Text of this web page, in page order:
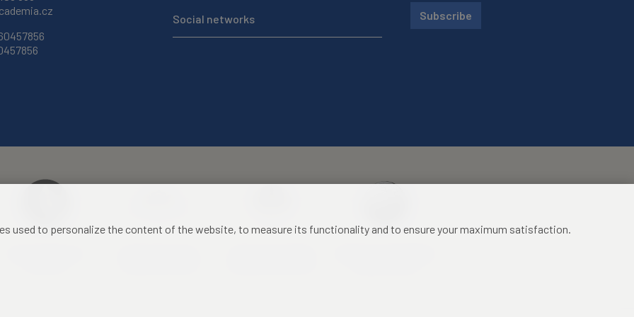
Social networks Subscribe
used to personalize the content of the website, to measure its functionality and to ensure your maximum satisfaction.